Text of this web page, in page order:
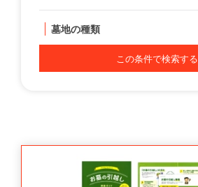
墓地の種類
この条件で検索する